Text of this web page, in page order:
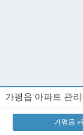
가평읍 아파트 관
가평읍